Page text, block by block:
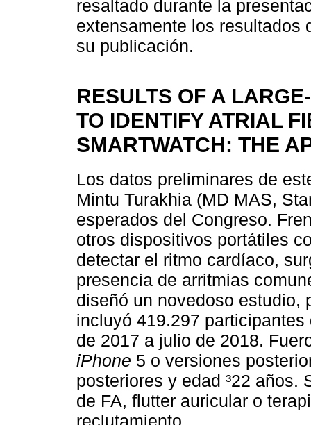
resaltado durante la
extensamente los resultados
su publicación.
RESULTS OF A
TO IDENTIFY ATRIAL
SMARTWATCH: THE
Los datos preliminares de
Mintu Turakhia (MD MAS,
esperados del Congreso.
otros dispositivos portátiles
detectar el ritmo cardíaco,
presencia de arritmias
diseñó un novedoso estudio,
incluyó 419.297
de 2017 a julio de 2018.
iPhone 5 o versiones
posteriores y edad ³22 años.
de FA, flutter auricular o
reclutamiento.